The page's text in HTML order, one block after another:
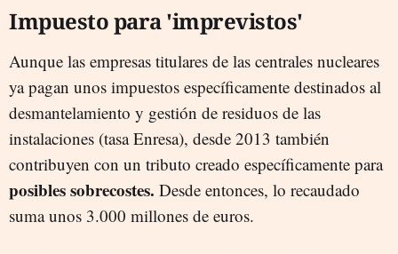
Impuesto para 'imprevistos'
Aunque las empresas titulares de las centrales nucleares
ya pagan unos impuestos específicamente destinados al
desmantelamiento y gestión de residuos de las
instalaciones (tasa Enresa), desde 2013 también
contribuyen con un tributo creado específicamente para
posibles sobrecostes. Desde entonces, lo recaudado
suma unos 3.000 millones de euros.